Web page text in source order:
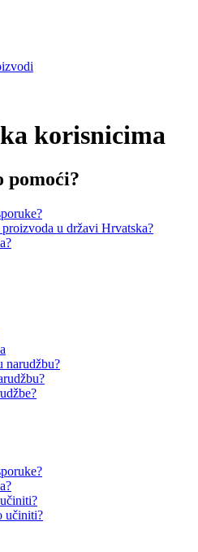
korisnicima
pomoći?
u državi Hrvatska?
narudžbu?
učiniti?